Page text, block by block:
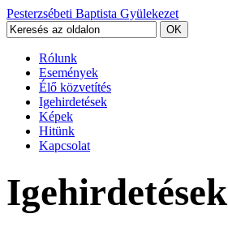
Pesterzsébeti Baptista Gyülekezet
Rólunk
Események
Élő közvetítés
Igehirdetések
Képek
Hitünk
Kapcsolat
Igehirdetések